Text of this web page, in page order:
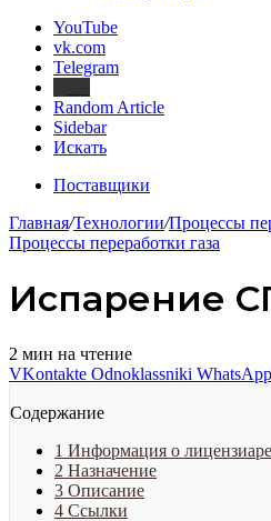
YouTube
vk.com
Telegram
Random Article
Sidebar
Искать
Поставщики
Главная/Технологии/Процессы
Процессы переработки газа
Испарение
2 мин на чтение
VKontakte Odnoklassniki WhatsApp
Содержание
1 Информация о лицензиаре
2 Назначение
3 Описание
4 Ссылки